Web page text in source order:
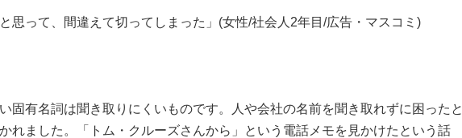
思って、間違えて切ってしまった」(女性/社会人2年目/広告・マスコミ)
固有名詞は聞き取りにくいものです。人や会社の名前を聞き取れずに困ったと
れました。「トム・クルーズさんから」という電話メモを見かけたという話